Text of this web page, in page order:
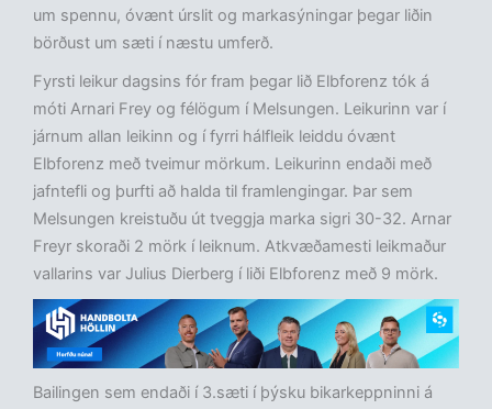
um spennu, óvænt úrslit og markasýningar þegar liðin
börðust um sæti í næstu umferð.
Fyrsti leikur dagsins fór fram þegar lið Elbforenz tók á
móti Arnari Frey og félögum í Melsungen. Leikurinn var í
járnum allan leikinn og í fyrri hálfleik leiddu óvænt
Elbforenz með tveimur mörkum. Leikurinn endaði með
jafntefli og þurfti að halda til framlengingar. Þar sem
Melsungen kreistuðu út tveggja marka sigri 30-32. Arnar
Freyr skoraði 2 mörk í leiknum. Atkvæðamesti leikmaður
vallarins var Julius Dierberg í liði Elbforenz með 9 mörk.
Bailingen sem endaði í 3.sæti í þýsku bikarkeppninni á